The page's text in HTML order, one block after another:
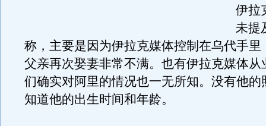
伊拉
未提
称，主要是因为伊拉克媒体控制在乌代手里
父亲再次娶妻非常不满。也有伊拉克媒体从
们确实对阿里的情况也一无所知。没有他的
知道他的出生时间和年龄。